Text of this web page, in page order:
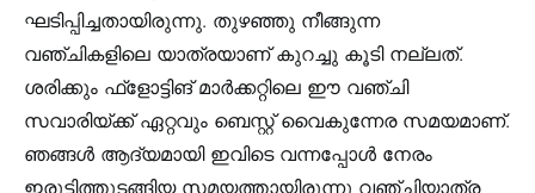
ഘടിപ്പിച്ചതായിരുന്നു. തുഴഞ്ഞു നീങ്ങുന്ന
വഞ്ചികളിലെ യാത്രയാണ് കുറച്ചു കൂടി നല്ലത്.
ശരിക്കും ഫ്‌ളോട്ടിങ് മാർക്കറ്റിലെ ഈ വഞ്ചി
സവാരിയ്ക്ക് ഏറ്റവും ബെസ്റ്റ് വൈകുന്നേര സമയമാണ്.
ഞങ്ങൾ ആദ്യമായി ഇവിടെ വന്നപ്പോൾ നേരം
ഇരുട്ടിത്തുടങ്ങിയ സമയത്തായിരുന്നു വഞ്ചിയാത്ര